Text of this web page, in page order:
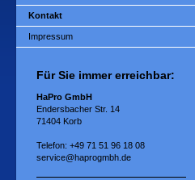
Kontakt
Impressum
Für Sie immer erreichbar:
HaPro GmbH
Endersbacher Str. 14
71404 Korb
Telefon: +49 71 51 96 18 08
service@haprogmbh.de